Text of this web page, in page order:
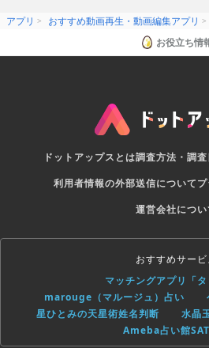
アプリ おすすめ動画再生・動画編集アプリ
お役立ち情
ドットアップスとは調査方法・調
利用者情報の外部送信について
運営会社につい
おすすめサービ
マッチングアプリ「タ
marouge（マルージュ）占い
星ひとみの天星術姓名判断
水晶
Ameba占い館